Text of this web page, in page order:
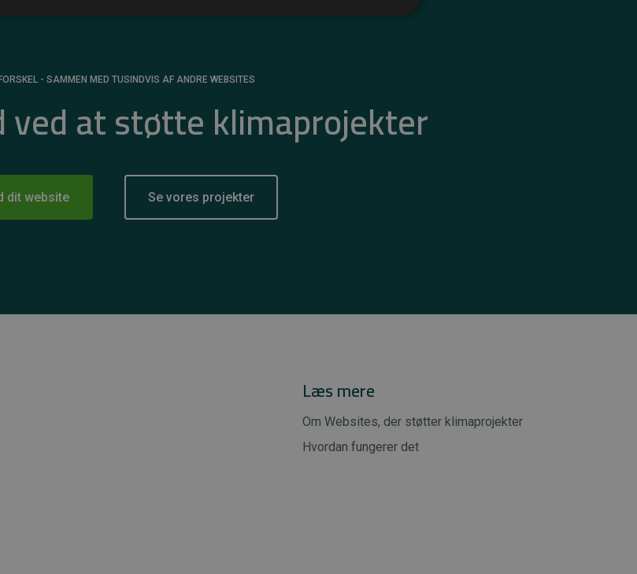
- SAMMEN MED TUSINDVIS AF ANDRE WEBSITES
ved at støtte klimaprojekter
dit website Se vores projekter
Læs mere
Om Websites, der støtter klimaprojekter
Hvordan fungerer det